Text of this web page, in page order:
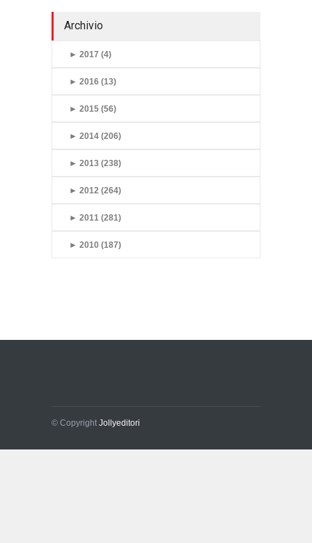
Archivio
► 2017 (4)
► 2016 (13)
► 2015 (56)
► 2014 (206)
► 2013 (238)
► 2012 (264)
► 2011 (281)
► 2010 (187)
© Copyright Jollyeditori